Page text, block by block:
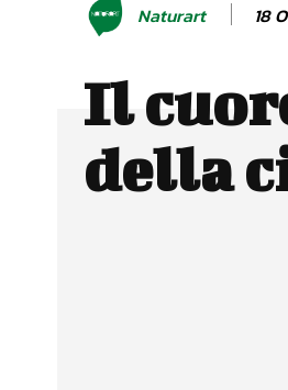
Naturart 18
Il
della